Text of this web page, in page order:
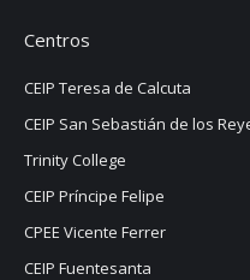
Centros
CEIP Teresa de Calcuta
CEIP San Sebastián de los
Trinity College
CEIP Príncipe Felipe
CPEE Vicente Ferrer
CEIP Fuentesanta